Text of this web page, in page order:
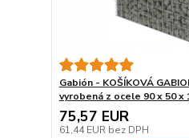
Gabión - KOŠÍKOVÁ
vyrobená z ocele 90 x 50 x
75,57 EUR
61,44 EUR bez DPH